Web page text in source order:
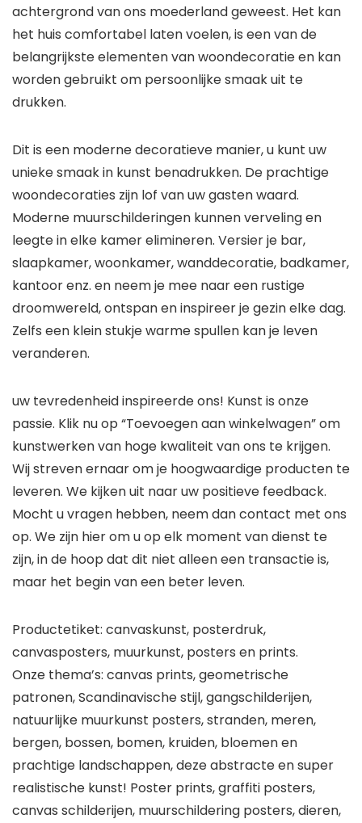
achtergrond van ons moederland geweest. Het kan
het huis comfortabel laten voelen, is een van de
belangrijkste elementen van woondecoratie en kan
worden gebruikt om persoonlijke smaak uit te
drukken.
Dit is een moderne decoratieve manier, u kunt uw
unieke smaak in kunst benadrukken. De prachtige
woondecoraties zijn lof van uw gasten waard.
Moderne muurschilderingen kunnen verveling en
leegte in elke kamer elimineren. Versier je bar,
slaapkamer, woonkamer, wanddecoratie, badkamer,
kantoor enz. en neem je mee naar een rustige
droomwereld, ontspan en inspireer je gezin elke dag.
Zelfs een klein stukje warme spullen kan je leven
veranderen.
uw tevredenheid inspireerde ons! Kunst is onze
passie. Klik nu op “Toevoegen aan winkelwagen” om
kunstwerken van hoge kwaliteit van ons te krijgen.
Wij streven ernaar om je hoogwaardige producten te
leveren. We kijken uit naar uw positieve feedback.
Mocht u vragen hebben, neem dan contact met ons
op. We zijn hier om u op elk moment van dienst te
zijn, in de hoop dat dit niet alleen een transactie is,
maar het begin van een beter leven.
Productetiket: canvaskunst, posterdruk,
canvasposters, muurkunst, posters en prints.
Onze thema’s: canvas prints, geometrische
patronen, Scandinavische stijl, gangschilderijen,
natuurlijke muurkunst posters, stranden, meren,
bergen, bossen, bomen, kruiden, bloemen en
prachtige landschappen, deze abstracte en super
realistische kunst! Poster prints, graffiti posters,
canvas schilderijen, muurschildering posters, dieren,